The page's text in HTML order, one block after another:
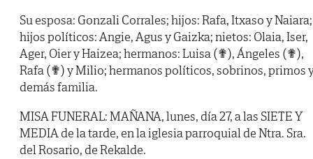
Su esposa: Gonzali Corrales; hijos: Rafa, Itxaso y Naiara;
hijos políticos: Angie, Agus y Gaizka; nietos: Olaia, Iser,
Ager, Oier y Haizea; hermanos: Luisa (✟), Ángeles (✟),
Rafa (✟) y Milio; hermanos políticos, sobrinos, primos
demás familia.
MISA FUNERAL: MAÑANA, lunes, día 27, a las SIETE Y
MEDIA de la tarde, en la iglesia parroquial de Ntra. Sra.
del Rosario, de Rekalde.